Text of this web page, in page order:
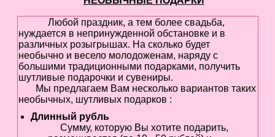
Любой праздник, а тем более свадьба,
нуждается в непринужденной обстановке и в
различных розыгрышах. На сколько будет
необычно и весело молодоженам, наряду с
большими традиционными подарками, получить
шутливые подарочки и сувениры.
Мы предлагаем Вам несколько вариантов таких
необычных, шутливых подарков :
Длинный рубль
Сумму, которую Вы хотите подарить,